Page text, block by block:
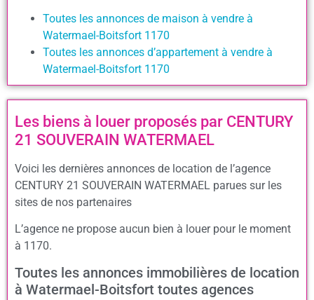
Toutes les annonces de maison à vendre à
Watermael-Boitsfort 1170
Toutes les annonces d’appartement à vendre à
Watermael-Boitsfort 1170
Les biens à louer proposés par CENTURY
21 SOUVERAIN WATERMAEL
Voici les dernières annonces de location de l’agence
CENTURY 21 SOUVERAIN WATERMAEL parues sur les
sites de nos partenaires
L’agence ne propose aucun bien à louer pour le moment
à 1170.
Toutes les annonces immobilières de location
à Watermael-Boitsfort toutes agences